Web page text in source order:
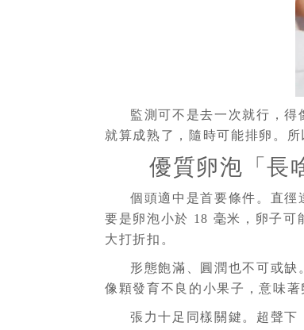
監測可不是去一次就行，
就算成熟了，隨時可能排卵。
優質卵泡「長
個頭適中是首要條件。直徑
要是卵泡小於 18 毫米，卵子可
大打折扣。
形態飽滿、圓潤也不可或缺
像顆發育不良的小果子，意味
張力十足同樣關鍵。超聲